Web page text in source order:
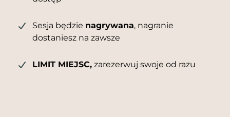
Sesja będzie nagrywana, nagranie
dostaniesz na zawsze
LIMIT MIEJSC, zarezerwuj swoje od razu